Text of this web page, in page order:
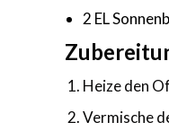
2 EL
Heize den
Vermische